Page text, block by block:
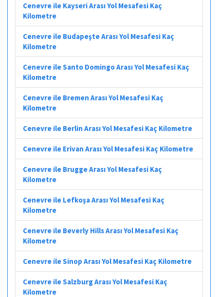
Cenevre ile Kayseri Arası Yol Mesafesi Kaç
Kilometre
Cenevre ile Budapeşte Arası Yol Mesafesi Kaç
Kilometre
Cenevre ile Santo Domingo Arası Yol Mesafesi Kaç
Kilometre
Cenevre ile Bremen Arası Yol Mesafesi Kaç
Kilometre
Cenevre ile Berlin Arası Yol Mesafesi Kaç Kilometre
Cenevre ile Erivan Arası Yol Mesafesi Kaç Kilometre
Cenevre ile Brugge Arası Yol Mesafesi Kaç
Kilometre
Cenevre ile Lefkoşa Arası Yol Mesafesi Kaç
Kilometre
Cenevre ile Beverly Hills Arası Yol Mesafesi Kaç
Kilometre
Cenevre ile Sinop Arası Yol Mesafesi Kaç Kilometre
Cenevre ile Salzburg Arası Yol Mesafesi Kaç
Kilometre